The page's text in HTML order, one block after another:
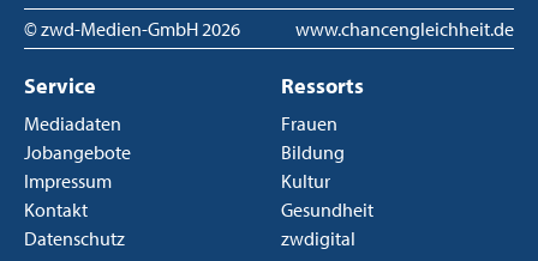
© zwd-Medien-GmbH2026 www.chancengleichheit.de
Service
Mediadaten
Jobangebote
Impressum
Kontakt
Datenschutz
Ressorts
Frauen
Bildung
Kultur
Gesundheit
zwdigital